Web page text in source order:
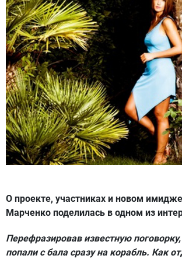
О проекте, участниках и новом
Марченко поделилась в одном из
Перефразировав известную
попали с бала сразу на корабль. Как